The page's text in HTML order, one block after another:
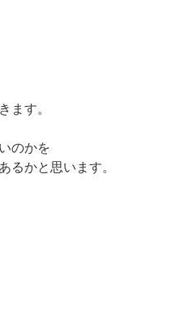
ます。
のかを
るかと思います。